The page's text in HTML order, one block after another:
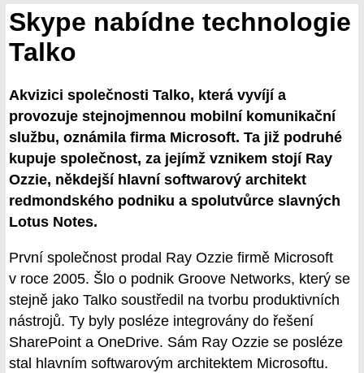
Skype nabídne technologie
Talko
Akvizici společnosti Talko, která vyvíjí a
provozuje stejnojmennou mobilní komunikační
službu, oznámila firma Microsoft. Ta již podruhé
kupuje společnost, za jejímž vznikem stojí Ray
Ozzie, někdejší hlavní softwarový architekt
redmondského podniku a spolutvůrce slavných
Lotus Notes.
První společnost prodal Ray Ozzie firmě Microsoft
v roce 2005. Šlo o podnik Groove Networks, který se
stejně jako Talko soustředil na tvorbu produktivních
nástrojů. Ty byly posléze integrovány do řešení
SharePoint a OneDrive. Sám Ray Ozzie se posléze
stal hlavním softwarovým architektem Microsoftu.